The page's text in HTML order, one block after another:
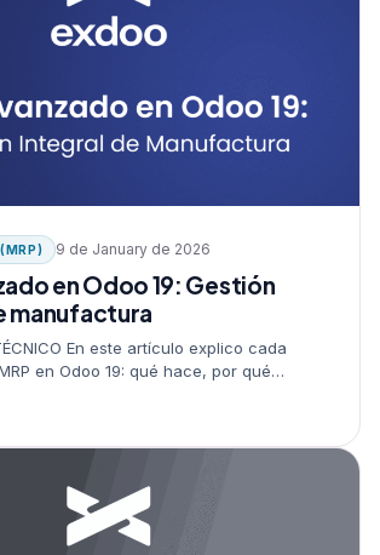
9 de January de 2026
en Odoo 19: Gestión
manufactura
En este artículo explico cada
en Odoo 19: qué hace, por qué
está la opción en la aplicación y…